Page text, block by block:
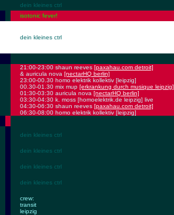
dein kleines ctrl
isotonic fever!
dein kleines ctrl
21:00-23:00 shaun reeves [paxahau.com detroit]
& auricula nova [nectarHQ berlin]
23:00-00.30 homo elektrik kollektiv [leipzig]
00.30-01.30 mix mup [erkrankung durch musique leipzig]
01:30-03:30 auricula nova [nectarHQ berlin]
03:30-04:30 k. moss [homoelektrik.de leipzig] live
04:30-06:30 shaun reeves [paxahau.com detroit]
06:30-08:00 homo elektrik kollektiv [leipzig]
dein kleines ctrl
dein kleines ctrl
dein kleines ctrl
dein kleines ctrl
crew:
transit
leipzig